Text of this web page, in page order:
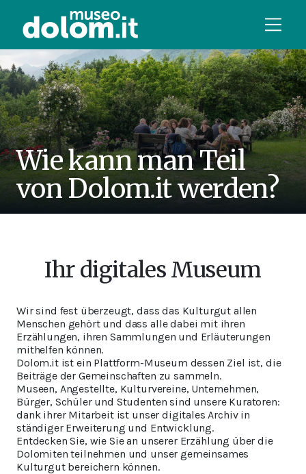
Wie kann man Teil
von Dolom.it werden?
Ihr digitales Museum
Wir sind fest überzeugt, dass das Kulturgut allen
Menschen gehört und dass alle dabei mit ihren
Erzählungen, ihren Sammlungen und Erläuterungen
mithelfen können.
Dolom.it ist ein Plattform-Museum dessen Ziel ist, die
Beiträge der Gemeinschaften zu sammeln.
Museen, Angestellte, Kulturvereine, Unternehmen,
Bürger, Schüler und Studenten sind unsere Kuratoren:
dank ihrer Mitarbeit ist unser digitales Archiv in
ständiger Erweiterung und Entwicklung.
Entdecken Sie, wie Sie an unserer Erzählung über die
Dolomiten teilnehmen und unser gemeinsames
Kulturgut bereichern können.